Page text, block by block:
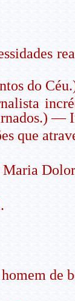
do
—
que
homem